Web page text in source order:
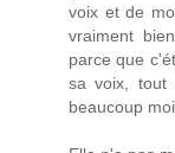
voix et de
vraiment
parce que
sa voix, tout
beaucoup